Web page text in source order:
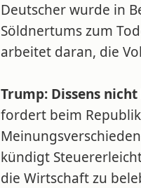
Deutscher wurde in
Söldnertums zum
arbeitet daran, die
Trump: Dissens
fordert beim
kündigt
die Wirtschaft zu